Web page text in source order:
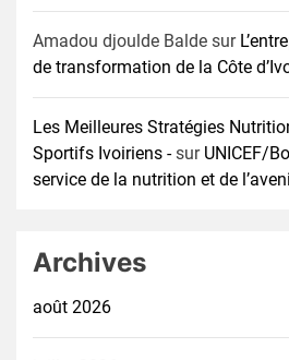
Amadou djoulde Balde sur
de transformation de la Côte
Les Meilleures Stratégies
Sportifs Ivoiriens -sur UNICEF/
service de la nutrition et de
Archives
août 2026